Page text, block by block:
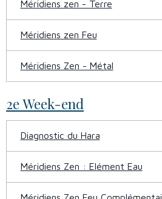
Méridiens zen - Terre
Méridiens zen Feu
Méridiens Zen - Métal
2e Week-end
Diagnostic du Hara
Méridiens Zen : Elément Eau